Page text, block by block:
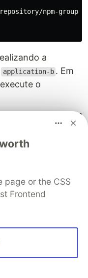
npm-group/
a
application-b . Em
o
em
testar se
públicas, direto
page or the CSS
Frontend